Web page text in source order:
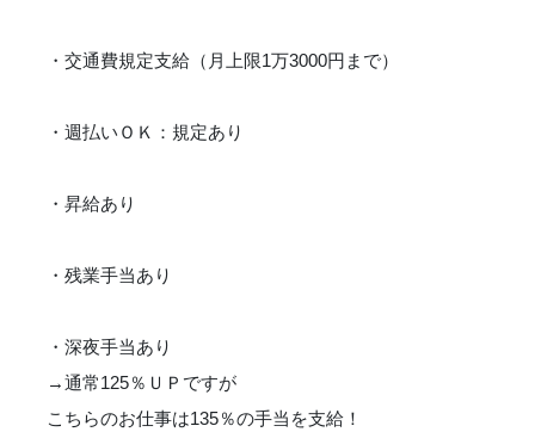
・交通費規定支給（月上限1万3000円まで）
・週払いＯＫ：規定あり
・昇給あり
・残業手当あり
・深夜手当あり
→通常125％ＵＰですが
こちらのお仕事は135％の手当を支給！